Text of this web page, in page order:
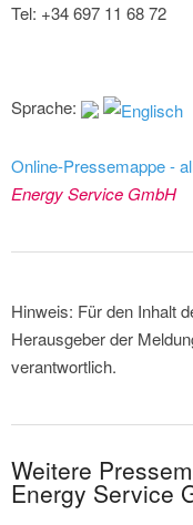
Tel: +34 697 11 68 72
Sprache:
Online-Pressemappe -
Energy Service GmbH
Hinweis: Für den Inhalt
Herausgeber der
verantwortlich.
Weitere
Energy Service